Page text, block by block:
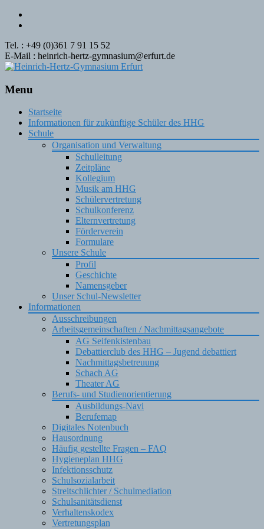
Tel. : +49 (0)361 7 91 15 52
E-Mail : heinrich-hertz-gymnasium@erfurt.de
Menu
Skip
content
Startseite
Informationen für zukünftige Schüler des HHG
Schule
Organisation und Verwaltung
Schulleitung
Zeitpläne
Kollegium
Musik am HHG
Schülervertretung
Schulkonferenz
Elternvertretung
Förderverein
Formulare
Unsere Schule
Profil
Geschichte
Namensgeber
Unser Schul-Newsletter
Informationen
Ausschreibungen
Arbeitsgemeinschaften / Nachmittagsangebote
AG Seifenkistenbau
Debattierclub des HHG – Jugend debattiert
Nachmittagsbetreuung
Schach AG
Theater AG
Berufs- und Studienorientierung
Ausbildungs-Navi
Berufemap
Digitales Notenbuch
Hausordnung
Häufig gestellte Fragen – FAQ
Hygieneplan HHG
Infektionsschutz
Schulsozialarbeit
Streitschlichter / Schulmediation
Schulsanitätsdienst
Verhaltenskodex
Vertretungsplan